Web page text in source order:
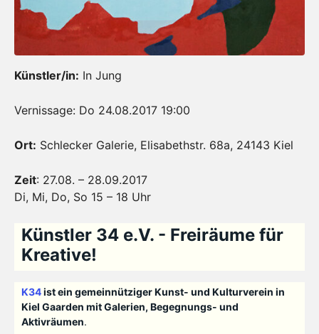
Künstler/in: In Jung
Vernissage: Do 24.08.2017 19:00
Ort: Schlecker Galerie, Elisabethstr. 68a, 24143 Kiel
Zeit: 27.08. – 28.09.2017
Di, Mi, Do, So 15 – 18 Uhr
Künstler 34 e.V. - Freiräume für
Kreative!
K34ist ein gemeinnütziger Kunst- und Kulturverein in
Kiel Gaarden mit Galerien, Begegnungs- und
Aktivräumen.